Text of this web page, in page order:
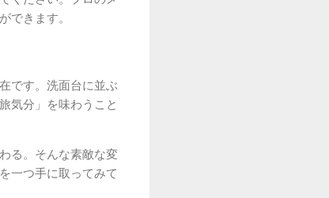
できます。
です。洗面台に並ぶ
気分」を味わうこと
る。そんな素敵な変
一つ手に取ってみて